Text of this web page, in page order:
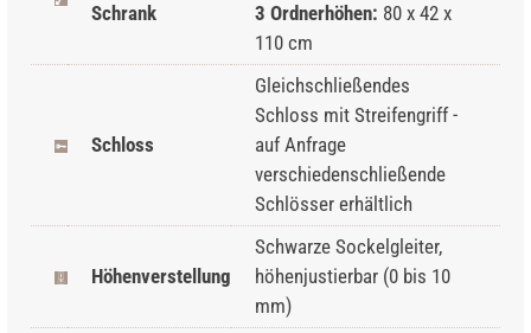
Schrank
3 Ordnerhöhen: 80 x 42 x
110 cm
Schloss
Gleichschließendes
Schloss mit Streifengriff -
auf Anfrage
verschiedenschließende
Schlösser erhältlich
Höhenverstellung
Schwarze Sockelgleiter,
höhenjustierbar (0 bis 10
mm)